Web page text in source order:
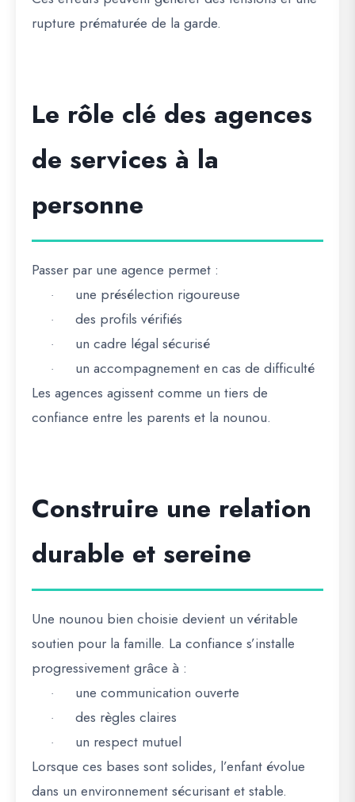
rupture prématurée de la garde.
Le rôle clé des agences
de services à la
personne
Passer par une agence permet :
· une présélection rigoureuse
· des profils vérifiés
· un cadre légal sécurisé
· un accompagnement en cas de difficulté
Les agences agissent comme un tiers de
confiance entre les parents et la nounou.
Construire une relation
durable et sereine
Une nounou bien choisie devient un véritable
soutien pour la famille. La confiance s’installe
progressivement grâce à :
· une communication ouverte
· des règles claires
· un respect mutuel
Lorsque ces bases sont solides, l’enfant évolue
dans un environnement sécurisant et stable.